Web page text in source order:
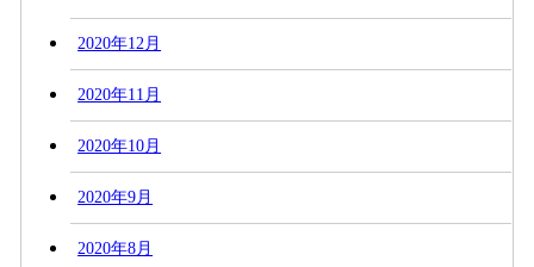
2020年12月
2020年11月
2020年10月
2020年9月
2020年8月